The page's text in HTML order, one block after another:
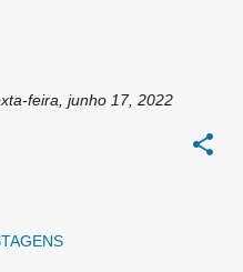
feira, junho 17, 2022